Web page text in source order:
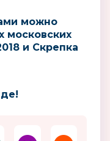
можно
московских
и Скрепка